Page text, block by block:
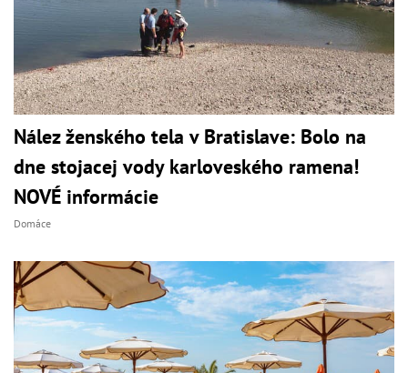
Nález ženského tela v Bratislave: Bolo na
dne stojacej vody karloveského ramena!
NOVÉ informácie
Domáce